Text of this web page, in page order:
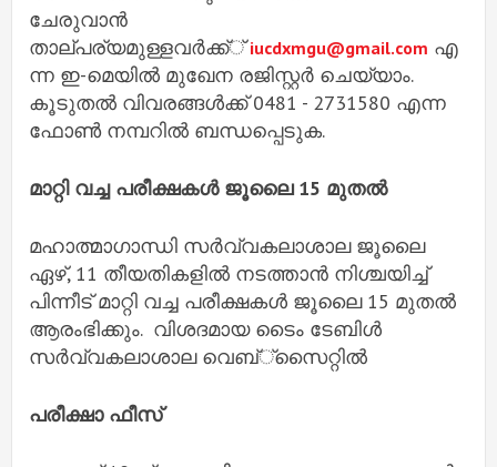
ചേരുവാൻ
താല്പര്യമുള്ളവർക്ക്്iucdxmgu@gmail.com എ
ന്ന ഇ-മെയിൽ മുഖേന രജിസ്റ്റർ ചെയ്യാം.
കൂടുതൽ വിവരങ്ങൾക്ക് 0481 - 2731580 എന്ന
ഫോൺ നമ്പറിൽ ബന്ധപ്പെടുക.
മാറ്റി വച്ച പരീക്ഷകൾ ജൂലൈ 15 മുതൽ
മഹാത്മാഗാന്ധി സർവ്വകലാശാല ജൂലൈ
ഏഴ്, 11 തീയതികളിൽ നടത്താൻ നിശ്ചയിച്ച്
പിന്നീട് മാറ്റി വച്ച പരീക്ഷകൾ ജൂലൈ 15 മുതൽ
ആരംഭിക്കും. വിശദമായ ടൈം ടേബിൾ
സർവ്വകലാശാല വെബ്്‌സൈറ്റിൽ
പരീക്ഷാ ഫീസ്